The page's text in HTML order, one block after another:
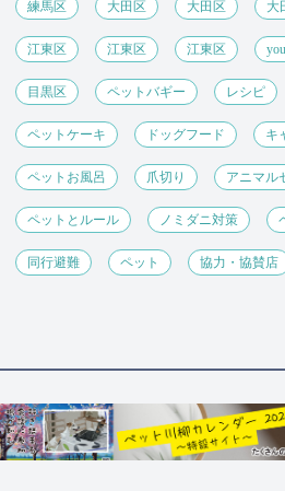
練馬区 大田区 大田区 大
江東区 江東区 江東区
目黒区 ペットバギー レシピ
ペットケーキ ドッグフード キ
ペットお風呂 爪切り アニマル
ペットとルール ノミダニ対策
同行避難 ペット 協力・協賛店